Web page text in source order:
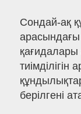
Сондай-ақ
арасындағы
тиімділігін
берілгені